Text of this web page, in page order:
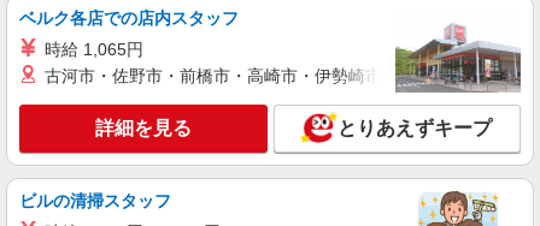
時給1500円〜2125円 ＜日払い有/週払い有/交
大田原市
キープ 詳細を見る
派遣社員
株式会社kotrio /●UT-H-2012140
ベルク各店での店内スタッフ
時給 1,065円
古河市・佐野市・前橋市・高崎市・伊勢崎市・太田市・館林市
詳細を見る とりあえずキープ
ビルの清掃スタッフ